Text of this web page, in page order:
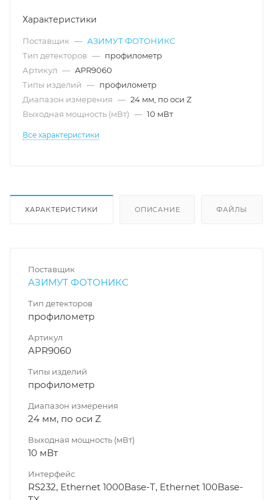
Характеристики
Поставщик — АЗИМУТ ФОТОНИКС
Тип детекторов — профилометр
Артикул — APR9060
Типы изделий — профилометр
Диапазон измерения — 24 мм, по оси Z
Выходная мощность (мВт) — 10 мВт
Все характеристики
ХАРАКТЕРИСТИКИ ОПИСАНИЕ ФАЙЛЫ
Поставщик
АЗИМУТ ФОТОНИКС
Тип детекторов
профилометр
Артикул
APR9060
Типы изделий
профилометр
Диапазон измерения
24 мм, по оси Z
Выходная мощность (мВт)
10 мВт
Интерфейс
RS232, Ethernet 1000Base-T, Ethernet 100Base-